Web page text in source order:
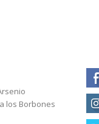
los Borbones